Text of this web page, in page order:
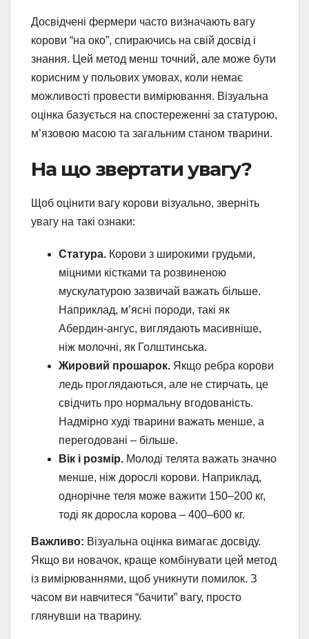
Досвідчені фермери часто визначають вагу
корови “на око”, спираючись на свій досвід і
знання. Цей метод менш точний, але може бути
корисним у польових умовах, коли немає
можливості провести вимірювання. Візуальна
оцінка базується на спостереженні за статурою,
м’язовою масою та загальним станом тварини.
На що звертати увагу?
Щоб оцінити вагу корови візуально, зверніть
увагу на такі ознаки:
Статура. Корови з широкими грудьми,
міцними кістками та розвиненою
мускулатурою зазвичай важать більше.
Наприклад, м’ясні породи, такі як
Абердин-ангус, виглядають масивніше,
ніж молочні, як Голштинська.
Жировий прошарок. Якщо ребра корови
ледь проглядаються, але не стирчать, це
свідчить про нормальну вгодованість.
Надмірно худі тварини важать менше, а
перегодовані – більше.
Вік і розмір. Молоді телята важать значно
менше, ніж дорослі корови. Наприклад,
однорічне теля може важити 150–200 кг,
тоді як доросла корова – 400–600 кг.
Важливо: Візуальна оцінка вимагає досвіду.
Якщо ви новачок, краще комбінувати цей метод
із вимірюваннями, щоб уникнути помилок. З
часом ви навчитеся “бачити” вагу, просто
глянувши на тварину.